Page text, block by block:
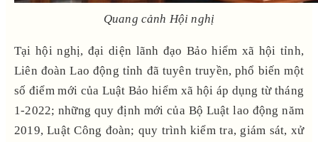
Quang cảnh Hội nghị
Tại hội nghị, đại diện lãnh đạo Bảo hiểm xã hội tỉnh,
Liên đoàn Lao động tỉnh đã tuyên truyền, phổ biến một
số điểm mới của Luật Bảo hiểm xã hội áp dụng từ tháng
1-2022; những quy định mới của Bộ Luật lao động năm
2019, Luật Công đoàn; quy trình kiểm tra, giám sát, xử